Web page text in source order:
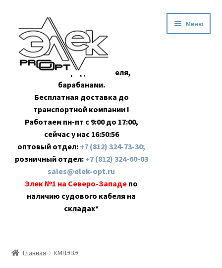
навигации
содержимому
Оптовая продажа кабеля,
барабанами.
Бесплатная доставка до
транспортной компании !
Работаем пн-пт с 9:00 до 17:00,
сейчас у нас 16:50:57
оптовый отдел: +7 (812) 324-73-30;
розничный отдел: +7 (812) 324-60-03
sales@elek-opt.ru
Элек №1 на Северо-Западе по
наличию судового кабеля на
складах*
Меню
Главная КМПЭВЭ